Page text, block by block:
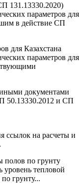
131.13330.2020)
параметров для
в действие СП
для Казахстана
параметров для
документами
50.13330.2012 и СП
ссылок на расчеты и
полов по грунту
уровень тепловой
грунту...